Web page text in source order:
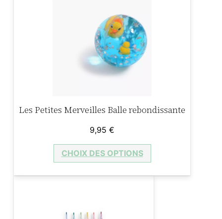
Les Petites Merveilles Balle rebondissante
9,95 €
CHOIX DES OPTIONS